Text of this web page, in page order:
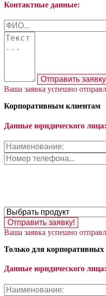
Контактные данные:
Отправить
Ваша заявка успешно
Корпоративным клиентам
Данные юридического лица:
Отправить заявку!
Ваша заявка успешно
Только для корпоративных
Данные юридического лица: